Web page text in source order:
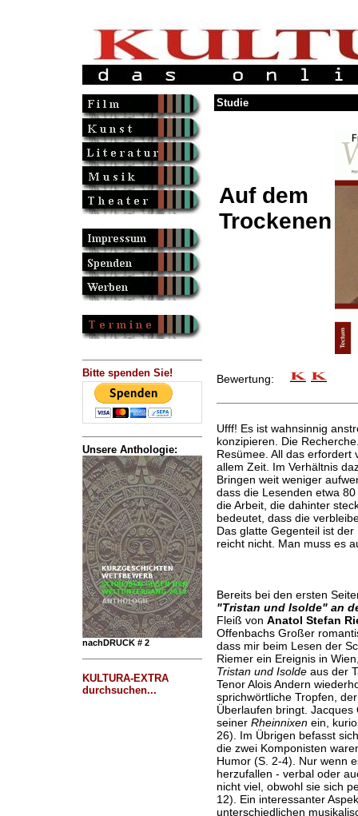
Bitte spenden Sie!
Unsere Anthologie:
nachDRUCK # 2
KULTURA-EXTRA
durchsuchen...
Studie
Auf dem
Trockenen
Bewertung:
Ufff! Es ist wahnsinnig
konzipieren. Die
Resümee. All das erfordert
allem Zeit. Im Verhältnis
Bringen weit weniger
dass die Lesenden etwa
die Arbeit, die dahinter
bedeutet, dass die
Das glatte Gegenteil ist
reicht nicht. Man muss es
Bereits bei den ersten
"Tristan und Isolde" an
Fleiß von Anatol Stefan
Offenbachs Großer
dass mir beim Lesen der
Riemer ein Ereignis in
Tristan und Isoldeaus der
Tenor Alois Andern
sprichwörtliche Tropfen,
Überlaufen bringt.
seiner Rheinnixenein,
26). Im Übrigen befasst
die zwei Komponisten
Humor (S. 2-4). Nur wenn
herzufallen - verbal oder
nicht viel, obwohl sie sich
12). Ein interessanter
unterschiedlichen